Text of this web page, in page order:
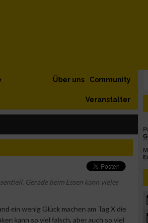
Community
Über uns
Veranstalter
Gerade beim Essen kann vieles
ein wenig Glück machen am Tag X die
kann so viel falsch, aber auch so viel